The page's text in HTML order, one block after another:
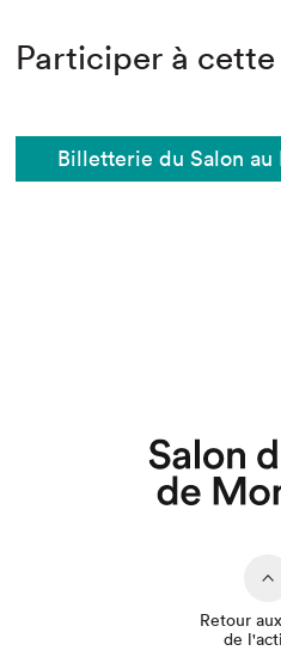
Participer à
Billetterie du Salon au
Retour
de